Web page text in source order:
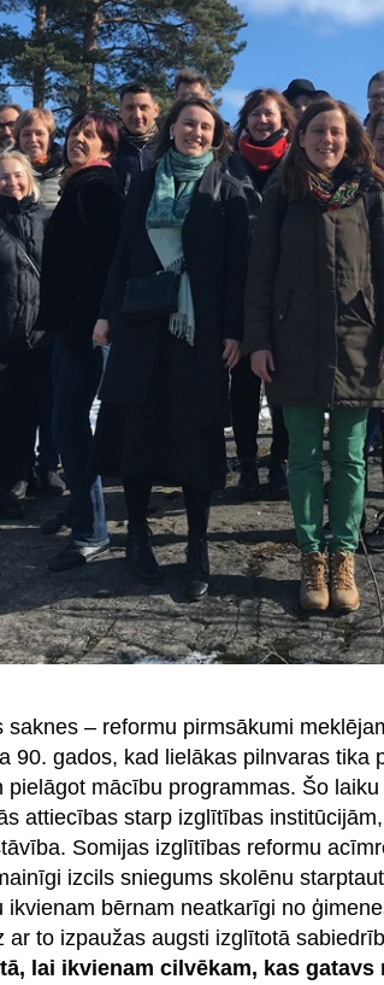
– reformu pirmsākumi
90. gados, kad lielākas pilnvaras tika
mācību programmas. Šo
attiecības starp izglītības
Somijas izglītības reformu
izcils sniegums skolēnu
bērnam neatkarīgi no
to izpaužas augsti izglītotā
lai ikvienam cilvēkam, kas